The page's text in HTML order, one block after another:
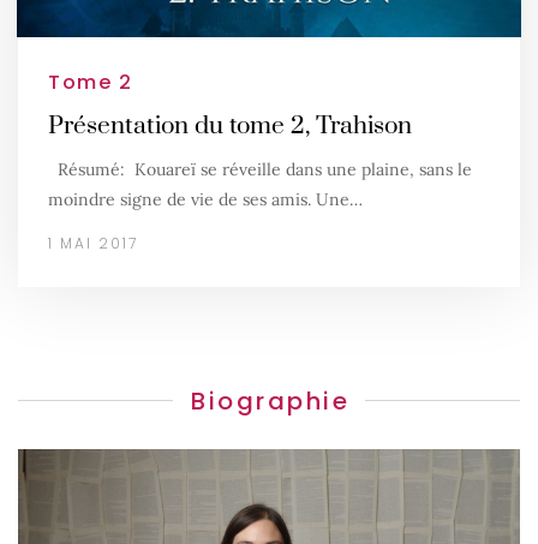
Tome 2
Présentation du tome 2, Trahison
Résumé: Kouareï se réveille dans une plaine, sans le
moindre signe de vie de ses amis. Une…
1 MAI 2017
Biographie